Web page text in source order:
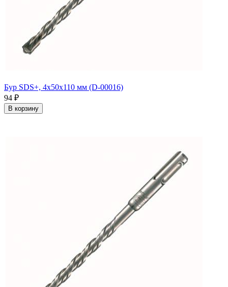
Бур SDS+, 4х50х110 мм (D-00016)
94 ₽
В корзину